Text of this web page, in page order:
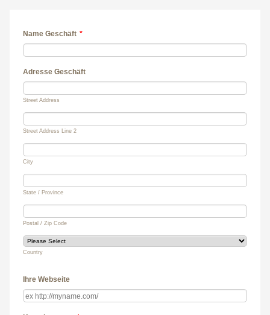
Name Geschäft *
Adresse Geschäft
Street Address
Street Address Line 2
City
State / Province
Postal / Zip Code
Country
Ihre Webseite